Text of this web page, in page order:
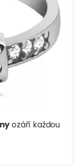
ozáří každou